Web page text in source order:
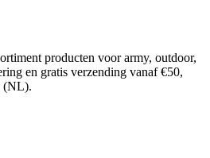
producten voor army, outdoor,
en gratis verzending vanaf €50,
(NL).